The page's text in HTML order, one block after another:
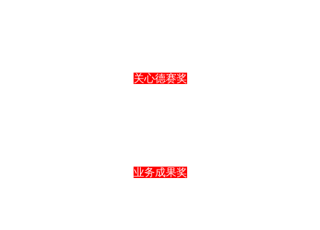
关心德赛奖
业务成果奖